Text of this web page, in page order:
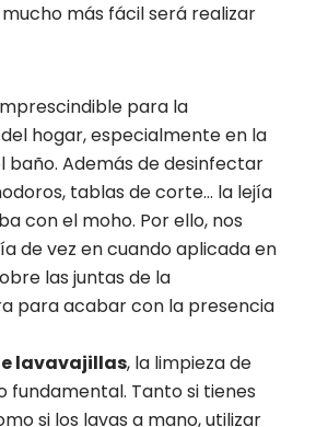
mucho más fácil será realizar
para la
hogar, especialmente en la
baño. Además de desinfectar
tablas de corte… la lejía
con el moho. Por ello, nos
de vez en cuando aplicada en
las juntas de la
para acabar con la presencia
lavavajillas, la limpieza de
fundamental. Tanto si tienes
si los lavas a mano, utilizar